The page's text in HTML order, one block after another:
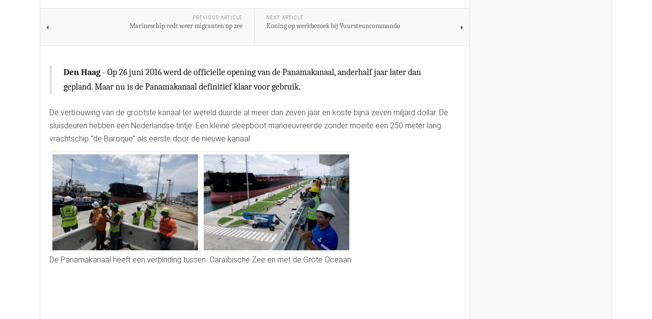
PREVIOUS ARTICLE
Marineschip redt weer migranten op zee
NEXT ARTICLE
Koning op werkbezoek bij Vuursteuncommando
Den Haag - Op 26 juni 2016 werd de officielle opening van de Panamakanaal, anderhalf jaar later dan
gepland. Maar nu is de Panamakanaal definitief klaar voor gebruik.
De verbouwing van de grootste kanaal ter wereld duurde al meer dan zeven jaar en koste bijna zeven miljard dollar. De
sluisdeuren hebben een Nederlandse tintje. Een kleine sleepboot manoeuvreerde zonder moeite een 250 meter lang
vrachtschip "de Baroque" als eerste door de nieuwe kanaal.
De Panamakanaal heeft een verbinding tussen Caraïbische Zee en met de Grote Oceaan.